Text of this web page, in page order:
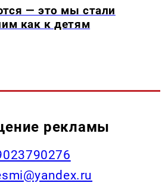
— это мы стали
как к детям
рекламы